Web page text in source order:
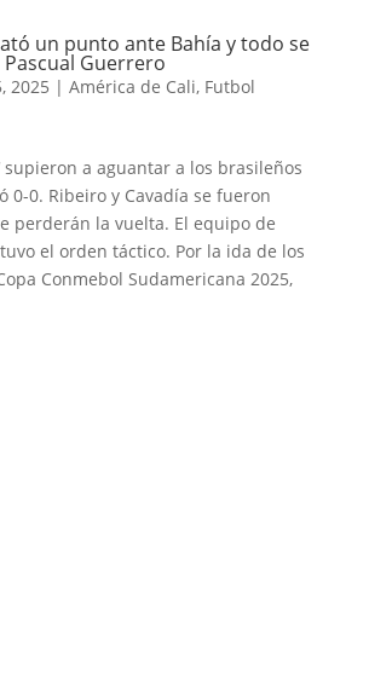
un punto ante Bahía y todo se
Guerrero
2025 | América de Cali, Futbol
supieron a aguantar a los brasileños
0-0. Ribeiro y Cavadía se fueron
perderán la vuelta. El equipo de
el orden táctico. Por la ida de los
Conmebol Sudamericana 2025,